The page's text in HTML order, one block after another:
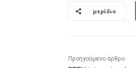
μερίδιο
Προηγούμενο άρθρο